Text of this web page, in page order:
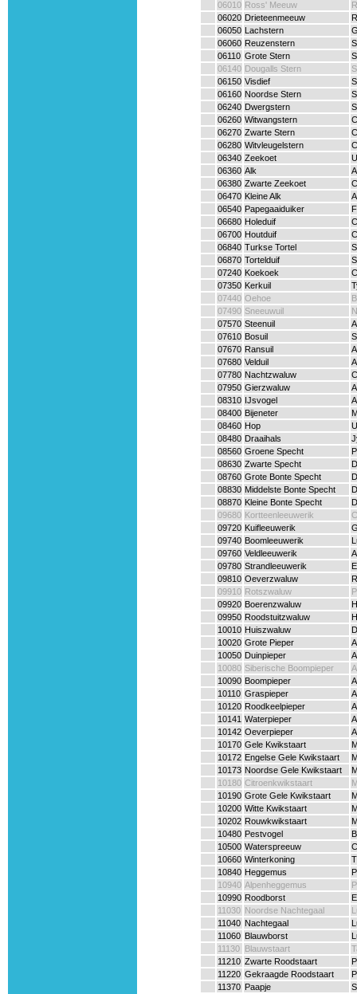
06010 Ross' Meeuw
06020 Drieteenmeeuw
06050 Lachstern
06060 Reuzenstern
06110 Grote Stern
06140 Dougalls Stern
06150 Visdief
06160 Noordse Stern
06240 Dwergstern
06260 Witwangstern
06270 Zwarte Stern
06280 Witvleugelstern
06340 Zeekoet
06360 Alk
06380 Zwarte Zeekoet
06470 Kleine Alk
06540 Papegaaiduiker
06680 Holeduif
06700 Houtduif
06840 Turkse Tortel
06870 Tortelduif
07240 Koekoek
07350 Kerkuil
07440 Oehoe
07490 Sneeuwuil
07570 Steenuil
07610 Bosuil
07670 Ransuil
07680 Velduil
07780 Nachtzwaluw
07950 Gierzwaluw
08310 IJsvogel
08400 Bijeneter
08460 Hop
08480 Draaihals
08560 Groene Specht
08630 Zwarte Specht
08760 Grote Bonte Specht
08830 Middelste Bonte Specht
08870 Kleine Bonte Specht
09680 Kortteenleeuwerik
09720 Kuifleeuwerik
09740 Boomleeuwerik
09760 Veldleeuwerik
09780 Strandleeuwerik
09810 Oeverzwaluw
09910 Rotszwaluw
09920 Boerenzwaluw
09950 Roodstuitzwaluw
10010 Huiszwaluw
10020 Grote Pieper
10050 Duinpieper
10080 Siberische Boompieper
10090 Boompieper
10110 Graspieper
10120 Roodkeelpieper
10141 Waterpieper
10142 Oeverpieper
10170 Gele Kwikstaart
10172 Engelse Gele Kwikstaart
10173 Noordse Gele Kwikstaart
10180 Citroenkwikstaart
10190 Grote Gele Kwikstaart
10200 Witte Kwikstaart
10202 Rouwkwikstaart
10480 Pestvogel
10500 Waterspreeuw
10660 Winterkoning
10840 Heggemus
10940 Alpenheggemus
10990 Roodborst
11030 Noordse Nachtegaal
11040 Nachtegaal
11060 Blauwborst
11130
Blauwstaart
11210 Zwarte Roodstaart
11220 Gekraagde Roodstaart
11370 Paapje